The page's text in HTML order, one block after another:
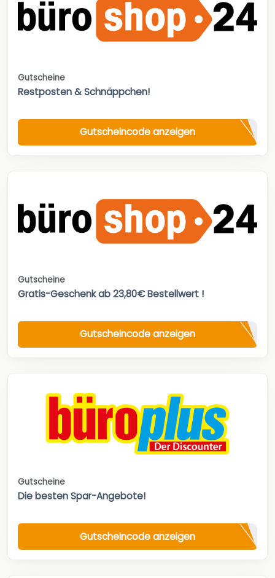
Gutscheine
Restposten & Schnäppchen!
Gutscheincode anzeigen
Gutscheine
Gratis-Geschenk ab 23,80€ Bestellwert !
Gutscheincode anzeigen
Gutscheine
Die besten Spar-Angebote!
Gutscheincode anzeigen